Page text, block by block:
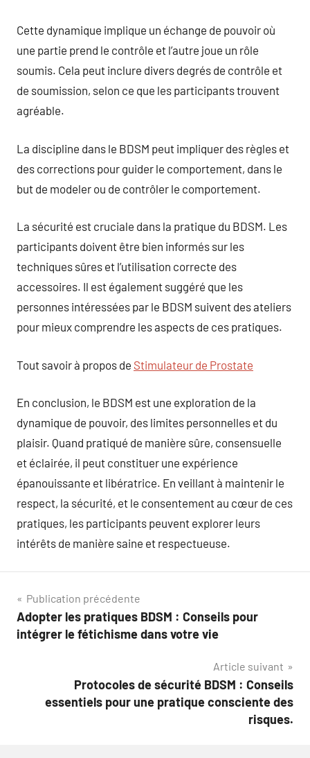
Cette dynamique implique un échange de pouvoir où
une partie prend le contrôle et l’autre joue un rôle
soumis. Cela peut inclure divers degrés de contrôle et
de soumission, selon ce que les participants trouvent
agréable.
La discipline dans le BDSM peut impliquer des règles et
des corrections pour guider le comportement, dans le
but de modeler ou de contrôler le comportement.
La sécurité est cruciale dans la pratique du BDSM. Les
participants doivent être bien informés sur les
techniques sûres et l’utilisation correcte des
accessoires. Il est également suggéré que les
personnes intéressées par le BDSM suivent des ateliers
pour mieux comprendre les aspects de ces pratiques.
Tout savoir à propos de Stimulateur de Prostate
En conclusion, le BDSM est une exploration de la
dynamique de pouvoir, des limites personnelles et du
plaisir. Quand pratiqué de manière sûre, consensuelle
et éclairée, il peut constituer une expérience
épanouissante et libératrice. En veillant à maintenir le
respect, la sécurité, et le consentement au cœur de ces
pratiques, les participants peuvent explorer leurs
intérêts de manière saine et respectueuse.
Navigation
de
Publication précédente
Adopter les pratiques BDSM : Conseils pour
intégrer le fétichisme dans votre vie
Article suivant
Protocoles de sécurité BDSM : Conseils
essentiels pour une pratique consciente des
risques.